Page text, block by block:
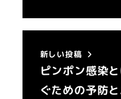
新しい投稿
ピンポン感染
ぐための予防